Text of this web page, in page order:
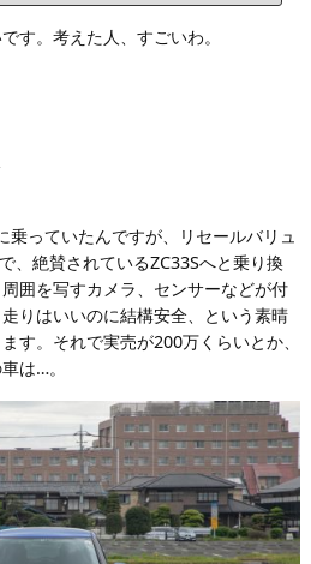
す。考えた人、すごいわ。
乗っていたんですが、リセールバリュ
、絶賛されているZC33Sへと乗り換
囲を写すカメラ、センサーなどが付
りはいいのに結構安全、という素晴
す。それで実売が200万くらいとか、
は…。